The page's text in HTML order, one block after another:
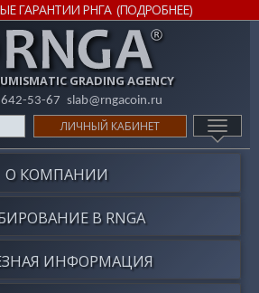
GRADING AGENCY
53-67 slab@rngacoin.ru
ЛИЧНЫЙ КАБИНЕТ
О КОМПАНИИ
ВRNGA
ИНФОРМАЦИЯ
ГАРАНТИИ РНГА (ПОДРОБНЕЕ)